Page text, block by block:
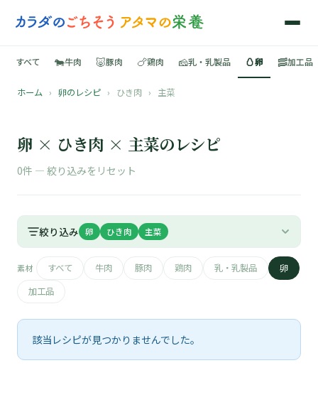
📚
🐄
🐷
🍗
🧀
すべて 🐄牛肉 🐷豚肉 🍗鶏肉 🧀乳・乳製品 🥚卵 🥓加工品
ホーム › 卵のレシピ › ひき肉 › 主菜
卵 × ひき肉 × 主菜のレシピ
0件 — 絞り込みをリセット
絞り込み 卵 ひき肉 主菜
素材 すべて 牛肉 豚肉 鶏肉 乳・乳製品
卵
加工品
該当レシピが見つかりませんでした。